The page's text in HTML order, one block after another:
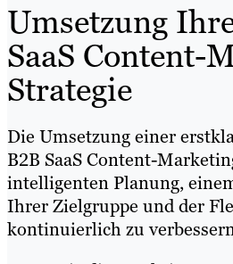
Umsetzung
SaaS Content-
Strategie
Die Umsetzung einer
B2B SaaS Content-
intelligenten Planung,
Ihrer Zielgruppe und der
kontinuierlich zu